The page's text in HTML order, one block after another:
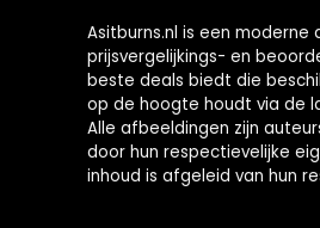
Asitburns.nl is een moderne
prijsvergelijkings- en
beste deals biedt die
op de hoogte houdt via de
Alle afbeeldingen zijn
door hun respectievelijke
inhoud is afgeleid van hun